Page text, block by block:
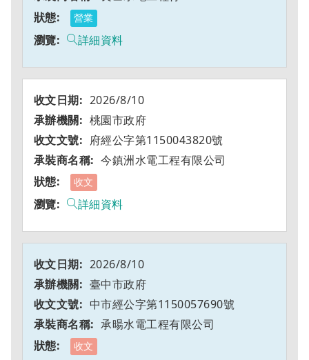
營業
詳細資料
2026/8/10
桃園市政府
府經公字第1150043820號
今鎮洲水電工程有限公司
收文
詳細資料
2026/8/10
臺中市政府
中市經公字第1150057690號
承暘水電工程有限公司
收文